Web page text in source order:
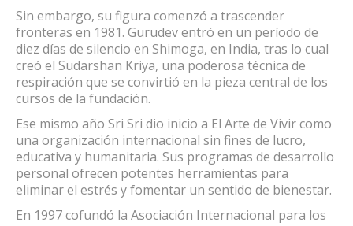
Sin embargo, su figura comenzó a trascender
fronteras en 1981. Gurudev entró en un período de
diez días de silencio en Shimoga, en India, tras lo cual
creó el Sudarshan Kriya, una poderosa técnica de
respiración que se convirtió en la pieza central de los
cursos de la fundación.
Ese mismo año Sri Sri dio inicio a El Arte de Vivir como
una organización internacional sin fines de lucro,
educativa y humanitaria. Sus programas de desarrollo
personal ofrecen potentes herramientas para
eliminar el estrés y fomentar un sentido de bienestar.
En 1997 cofundó la Asociación Internacional para los